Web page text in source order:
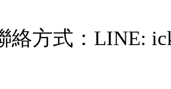
絡方式：LINE: